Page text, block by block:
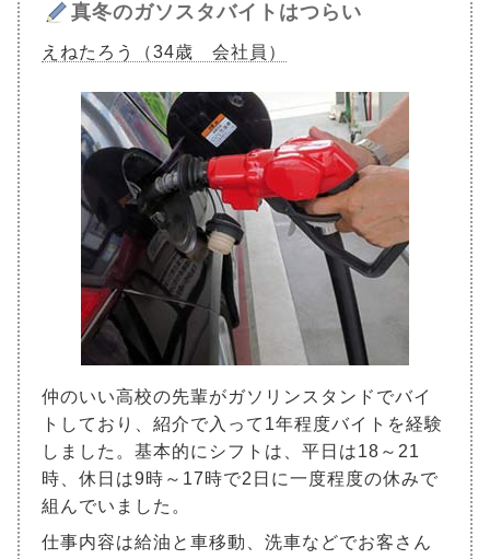
真冬のガソスタバイトはつらい
えねたろう（34歳 会社員）
仲のいい高校の先輩がガソリンスタンドでバイ
トしており、紹介で入って1年程度バイトを経験
しました。基本的にシフトは、平日は18～21
時、休日は9時～17時で2日に一度程度の休みで
組んでいました。
仕事内容は給油と車移動、洗車などでお客さん